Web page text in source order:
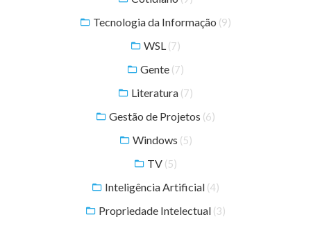
Tecnologia da Informação (9)
WSL (7)
Gente (7)
Literatura (7)
Gestão de Projetos (6)
Windows (5)
TV (5)
Inteligência Artificial (4)
Propriedade Intelectual (3)